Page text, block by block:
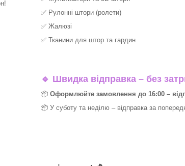
✅ Рулонні штори (ролети)
✅ Жалюзі
✅ Тканини для штор та гардин
🔹 Швидка відправка – без
📦 Оформлюйте замовлення до 16:00 –
📦 У суботу та неділю – відправка за